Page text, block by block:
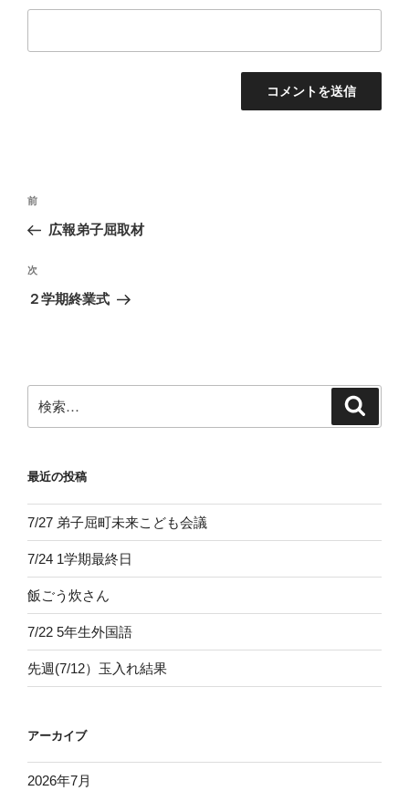
投
ナ
ビ
ゲ
ン
前
の
稿
前
広報弟子屈取材
次
の
次
２学期終業式
索:
最近の投稿
7/27 弟子屈町未来こども会議
7/24 1学期最終日
飯ごう炊さん
7/22 5年生外国語
先週(7/12）玉入れ結果
アーカイブ
2026年7月